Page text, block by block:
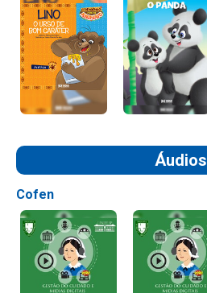
Áudios
Cofen